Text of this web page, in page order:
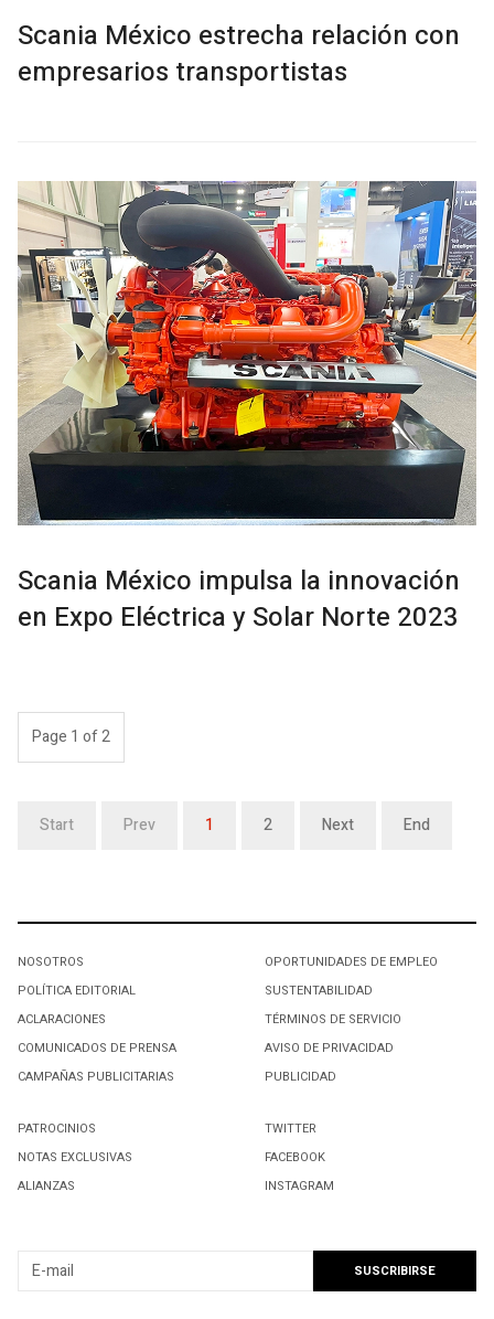
Scania México estrecha relación con
empresarios transportistas
Scania México impulsa la innovación
en Expo Eléctrica y Solar Norte 2023
Page 1 of 2
Start Prev 1 2 Next End
NOSOTROS
POLÍTICA EDITORIAL
ACLARACIONES
COMUNICADOS DE PRENSA
CAMPAÑAS PUBLICITARIAS
OPORTUNIDADES DE EMPLEO
SUSTENTABILIDAD
TÉRMINOS DE SERVICIO
AVISO DE PRIVACIDAD
PUBLICIDAD
PATROCINIOS
NOTAS EXCLUSIVAS
ALIANZAS
TWITTER
FACEBOOK
INSTAGRAM